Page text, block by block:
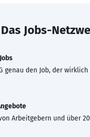
Das Jobs-
genau den Job, der wirklich
Arbeitgebern und über